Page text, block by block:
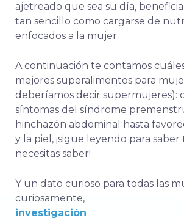
ajetreado que sea su día,
tan sencillo como cargarse de
enfocados a la mujer.
Acontinuación te contamos
mejores superalimentos para
deberíamos decir supermujeres):
síntomas del síndrome
hinchazón abdominal hasta
y la piel, ¡sigue leyendo para
necesitas saber!
Y un dato curioso para todas las
curiosamente,
investigación